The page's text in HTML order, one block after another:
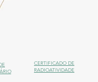
CERTIFICADO DE
RADIOATIVIDADE